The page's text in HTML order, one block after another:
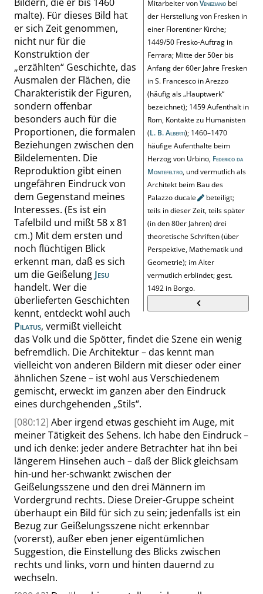
Mitarbeiter vonVeneziano bei
der Herstellung von Fresken in
einer Florentiner Kirche;
1449/50 Fresko-Auftrag in
Ferrara; Mitte der 50er bis
Anfang der 60er Jahre Fresken
in S. Francesco in Arezzo
(häufig als„Hauptwerk“
bezeichnet); 1459 Aufenthalt in
Rom, Kontakte zu Humanisten
(L. B. Alberti); 1460–1470
häufige Aufenthalte beim
Herzog von Urbino, Federico da
Montefeltro, und vermutlich als
Architekt beim Bau des
Palazzoducale
beteiligt;
teils in dieser Zeit, teils später
(in den 80er Jahren) drei
theoretische Schriften (über
Perspektive, Mathematik und
Geometrie); im Alter
vermutlich erblindet; gest.
1492 in Borgo.
malte). Für dieses Bild hat
er sich Zeit genommen,
nicht nur für die
Konstruktion der
„erzählten“ Geschichte, das
Ausmalen der Flächen, die
Charakteristik der Figuren,
sondern offenbar
besonders auch für die
Proportionen, die formalen
Beziehungen zwischen den
Bildelementen. Die
Reproduktion gibt einen
ungefähren Eindruck von
dem Gegenstand meines
Interesses. (Es ist ein
Tafelbild und mißt 58 x 81
cm.) Mit dem ersten und
noch flüchtigen Blick
erkennt man, daß es sich
um die Geißelung Jesu
handelt. Wer die
überlieferten Geschichten
kennt, entdeckt wohl auch
Pilatus, vermißt vielleicht
das Volk und die Spötter, findet die Szene ein wenig
befremdlich. Die Architektur – das kennt man
vielleicht von anderen Bildern mit dieser oder einer
ähnlichen Szene – ist wohl aus Verschiedenem
gemischt, erweckt im ganzen aber den Eindruck
eines durchgehenden „Stils“.
[080:12] Aber irgend etwas geschieht im Auge, mit
meiner Tätigkeit des Sehens. Ich habe den Eindruck –
und ich denke: jeder andere Betrachter hat ihn bei
längerem Hinsehen auch –daß der Blick gleichsam
hin-und her-schwankt zwischen der
Geißelungsszene und den drei Männern im
Vordergrund rechts. Diese Dreier-Gruppe scheint
überhaupt ein Bild für sich zu sein; jedenfalls ist ein
Bezug zur Geißelungsszene nicht erkennbar
(vorerst), außer eben jener eigentümlichen
Suggestion, die Einstellung des Blicks zwischen
rechts und links, vorn und hinten dauernd zu
wechseln.